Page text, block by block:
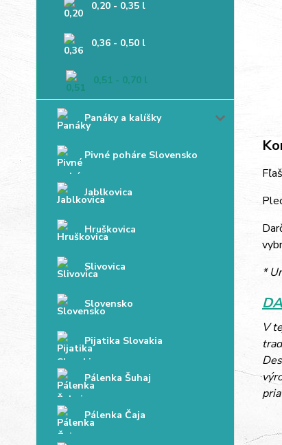
0,20 - 0,35 l
0,36 - 0,50 l
0,51 - 0,70 l
Panáky a kalíšky
Pivné poháre Slovensko
Jablkovica
Hruškovica
Slivovica
Slovensko
Pijatika Slovakia
Pálenka Šuhaj
Pálenka Čaja
*
V